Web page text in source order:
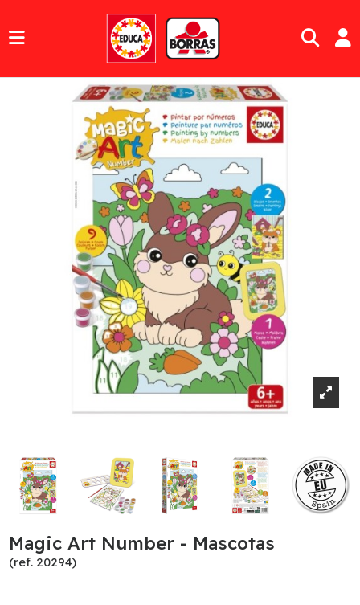
Magic Art Number - Mascotas
(ref. 20294)